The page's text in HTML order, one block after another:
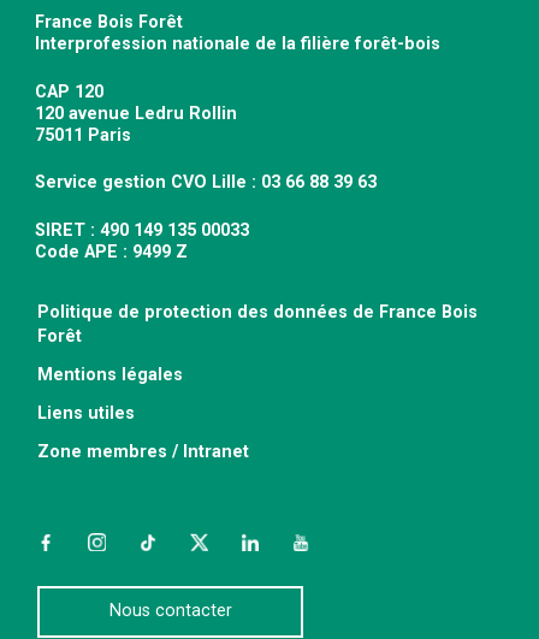
France Bois Forêt
Interprofession nationale de la filière forêt-bois
CAP 120
120 avenue Ledru Rollin
75011 Paris
Service gestion CVO Lille : 03 66 88 39 63
SIRET : 490 149 135 00033
Code APE : 9499 Z
Politique de protection des données de France Bois
Forêt
Mentions légales
Liens utiles
Zone membres / Intranet
FacebookInstagramTikTokTwitterLinkedInYouTube
Nous contacter